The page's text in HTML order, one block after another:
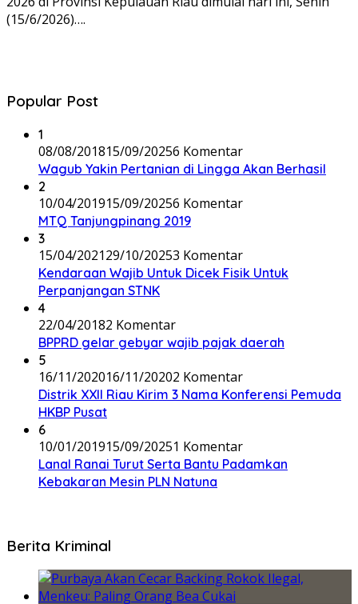
(15/6/2026)….
Popular Post
1
08/08/201815/09/20256 Komentar
Wagub Yakin Pertanian di Lingga Akan Berhasil
2
10/04/201915/09/20256 Komentar
MTQ Tanjungpinang 2019
3
15/04/202129/10/20253 Komentar
Kendaraan Wajib Untuk Dicek Fisik Untuk
Perpanjangan STNK
4
22/04/20182 Komentar
BPPRD gelar gebyar wajib pajak daerah
5
16/11/202016/11/20202 Komentar
Distrik XXII Riau Kirim 3 Nama Konferensi Pemuda
HKBP Pusat
6
10/01/201915/09/20251 Komentar
Lanal Ranai Turut Serta Bantu Padamkan
Kebakaran Mesin PLN Natuna
Berita Kriminal